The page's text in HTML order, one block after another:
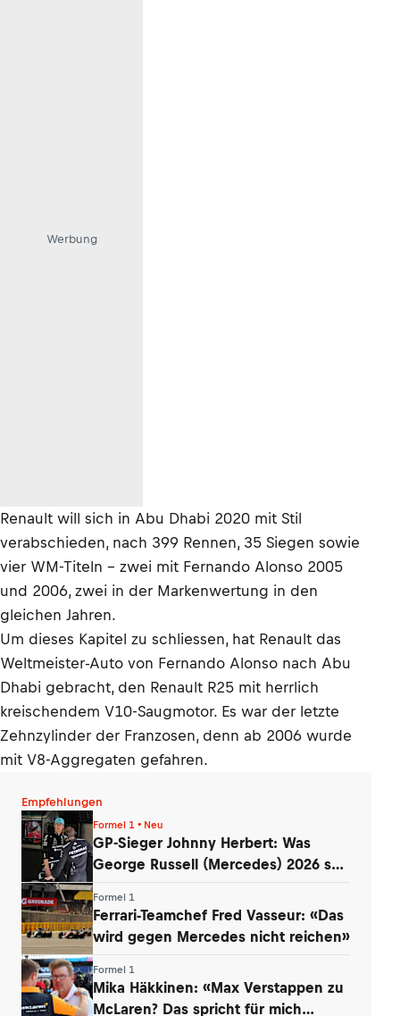
Werbung
Renault will sich in Abu Dhabi 2020 mit Stil
verabschieden, nach 399 Rennen, 35 Siegen sowie
vier WM-Titeln – zwei mit Fernando Alonso 2005
und 2006, zwei in der Markenwertung in den
gleichen Jahren.
Um dieses Kapitel zu schliessen, hat Renault das
Weltmeister-Auto von Fernando Alonso nach Abu
Dhabi gebracht, den Renault R25 mit herrlich
kreischendem V10-Saugmotor. Es war der letzte
Zehnzylinder der Franzosen, denn ab 2006 wurde
mit V8-Aggregaten gefahren.
Empfehlungen
Formel 1 • Neu
GP-Sieger Johnny Herbert: Was
George Russell (Mercedes) 2026 so
Formel 1
Ferrari-Teamchef Fred Vasseur: «Das
wird gegen Mercedes nicht reichen»
Formel 1
Mika Häkkinen: «Max Verstappen zu
McLaren? Das spricht für mich